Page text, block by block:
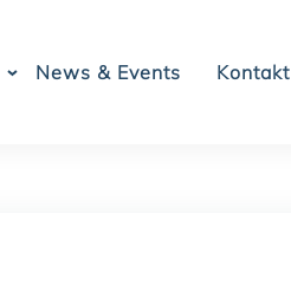
News & Events Kontakt